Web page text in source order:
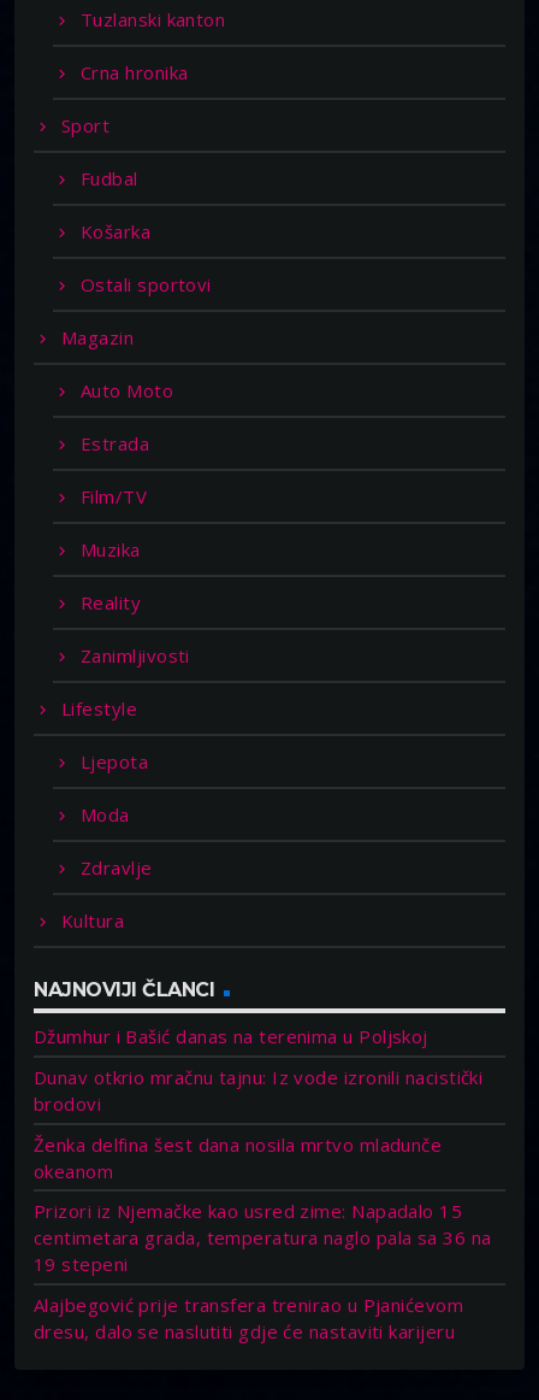
Tuzlanski kanton
Crna hronika
Sport
Fudbal
Košarka
Ostali sportovi
Magazin
Auto Moto
Estrada
Film/TV
Muzika
Reality
Zanimljivosti
Lifestyle
Ljepota
Moda
Zdravlje
Kultura
NAJNOVIJI ČLANCI
Džumhur i Bašić danas na terenima u Poljskoj
Dunav otkrio mračnu tajnu: Iz vode izronili nacistički
brodovi
Ženka delfina šest dana nosila mrtvo mladunče
okeanom
Prizori iz Njemačke kao usred zime: Napadalo 15
centimetara grada, temperatura naglo pala sa 36 na
19 stepeni
Alajbegović prije transfera trenirao u Pjanićevom
dresu, dalo se naslutiti gdje će nastaviti karijeru